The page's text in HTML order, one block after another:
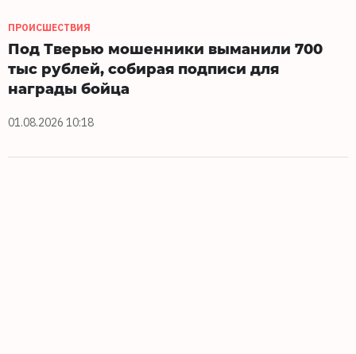
ПРОИСШЕСТВИЯ
Под Тверью мошенники выманили 700
тыс рублей, собирая подписи для
награды бойца
01.08.2026 10:18